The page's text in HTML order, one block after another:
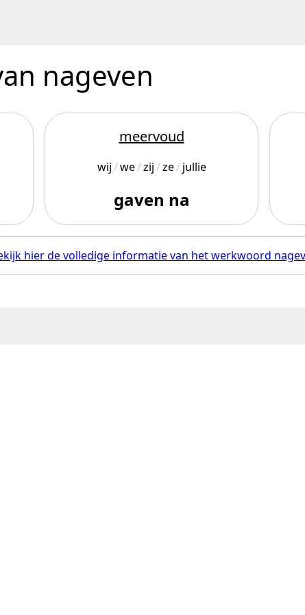
nageven
meervoud
wij we zij ze jullie
gaven na
hier de volledige informatie van het werkwoord